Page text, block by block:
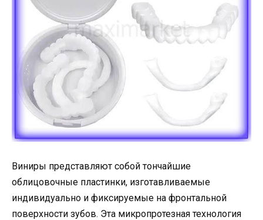
Виниры представляют собой тончайшие
облицовочные пластинки, изготавливаемые
индивидуально и фиксируемые на фронтальной
поверхности зубов. Эта микропротезная технология